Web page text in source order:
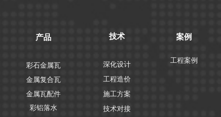
技术
深化设计
工程造价
施工方案
技术对接
案例
工程案例
产品
彩石金属瓦
金属复合瓦
金属瓦配件
彩铝落水